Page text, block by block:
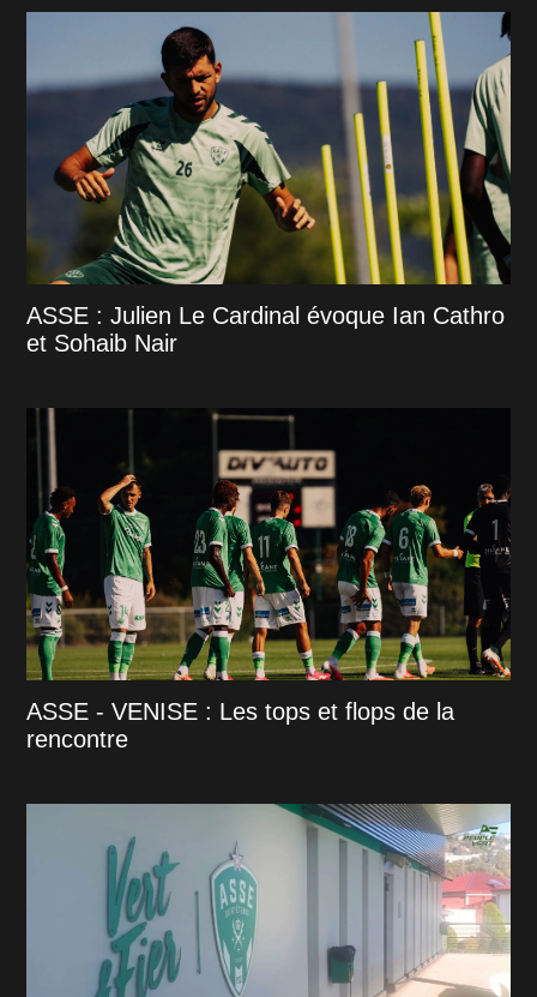
ASSE : Julien Le Cardinal évoque Ian Cathro
et Sohaib Nair
ASSE - VENISE : Les tops et flops de la
rencontre